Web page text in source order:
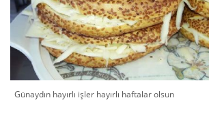
Günaydın hayırlı işler hayırlı haftalar olsun